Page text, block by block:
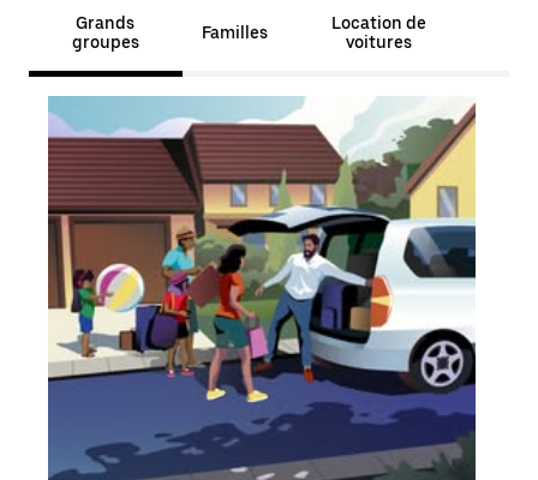
Grands
groupes
Familles
Location de
voitures